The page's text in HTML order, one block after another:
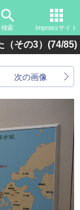
検索 Impressサイト
その3） (74/85)
次の画像